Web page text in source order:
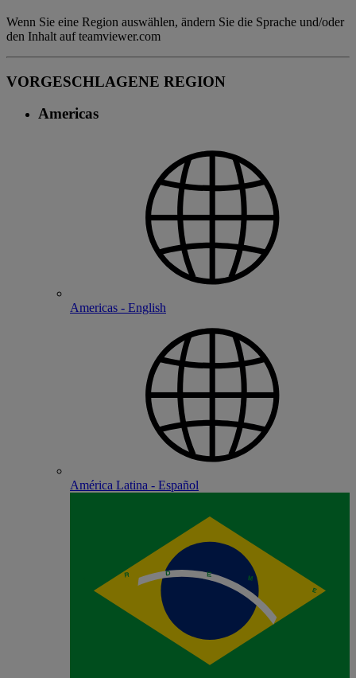
Wenn Sie eine Region auswählen, ändern Sie die Sprache und/oder
den Inhalt auf teamviewer.com
VORGESCHLAGENE REGION
Americas
Americas - English
América Latina - Español